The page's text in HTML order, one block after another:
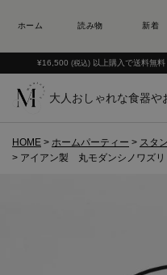
¥16,500 (税込) 以上購入で送料無料
大人おしゃれな食器や
HOME ホームパーティー スタ
アイアン製 丸モダンシノワズ